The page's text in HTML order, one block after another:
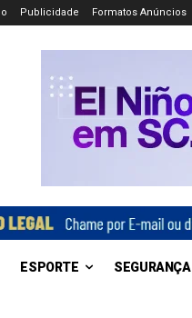
Publicidade Formatos Anúncios
ESPORTE SEGURANÇA